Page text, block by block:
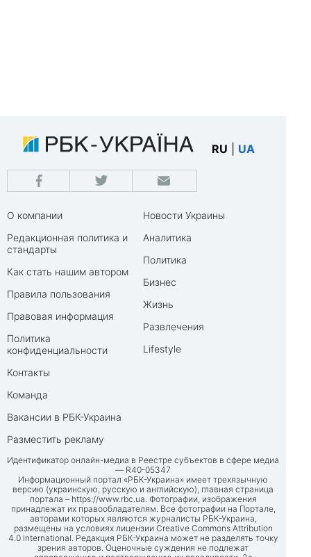
RU UA
О компании
Редакционная политика и
стандарты
Как стать нашим автором
Правила пользования
Правовая информация
Политика
конфиденциальности
Контакты
Команда
Вакансии в РБК-Украина
Разместить рекламу
Новости Украины
Аналитика
Политика
Бизнес
Жизнь
Развлечения
Lifestyle
Идентификатор онлайн-медиа в Реестре субъектов в сфере медиа
— R40-05347
Информационный портал «РБК-Украина» имеет трехязычную
версию (украинскую, русскую и английскую), главная страница
портала – https://www.rbc.ua. Фотографии, изображения
принадлежат их правообладателям. Все фотографии на Портале,
авторами которых являются журналисты РБК-Украина,
размещены на условиях лицензии Creative Commons Attribution
4.0 International. Редакция РБК-Украина может не разделять точку
зрения авторов. Оценочные суждения не подлежат